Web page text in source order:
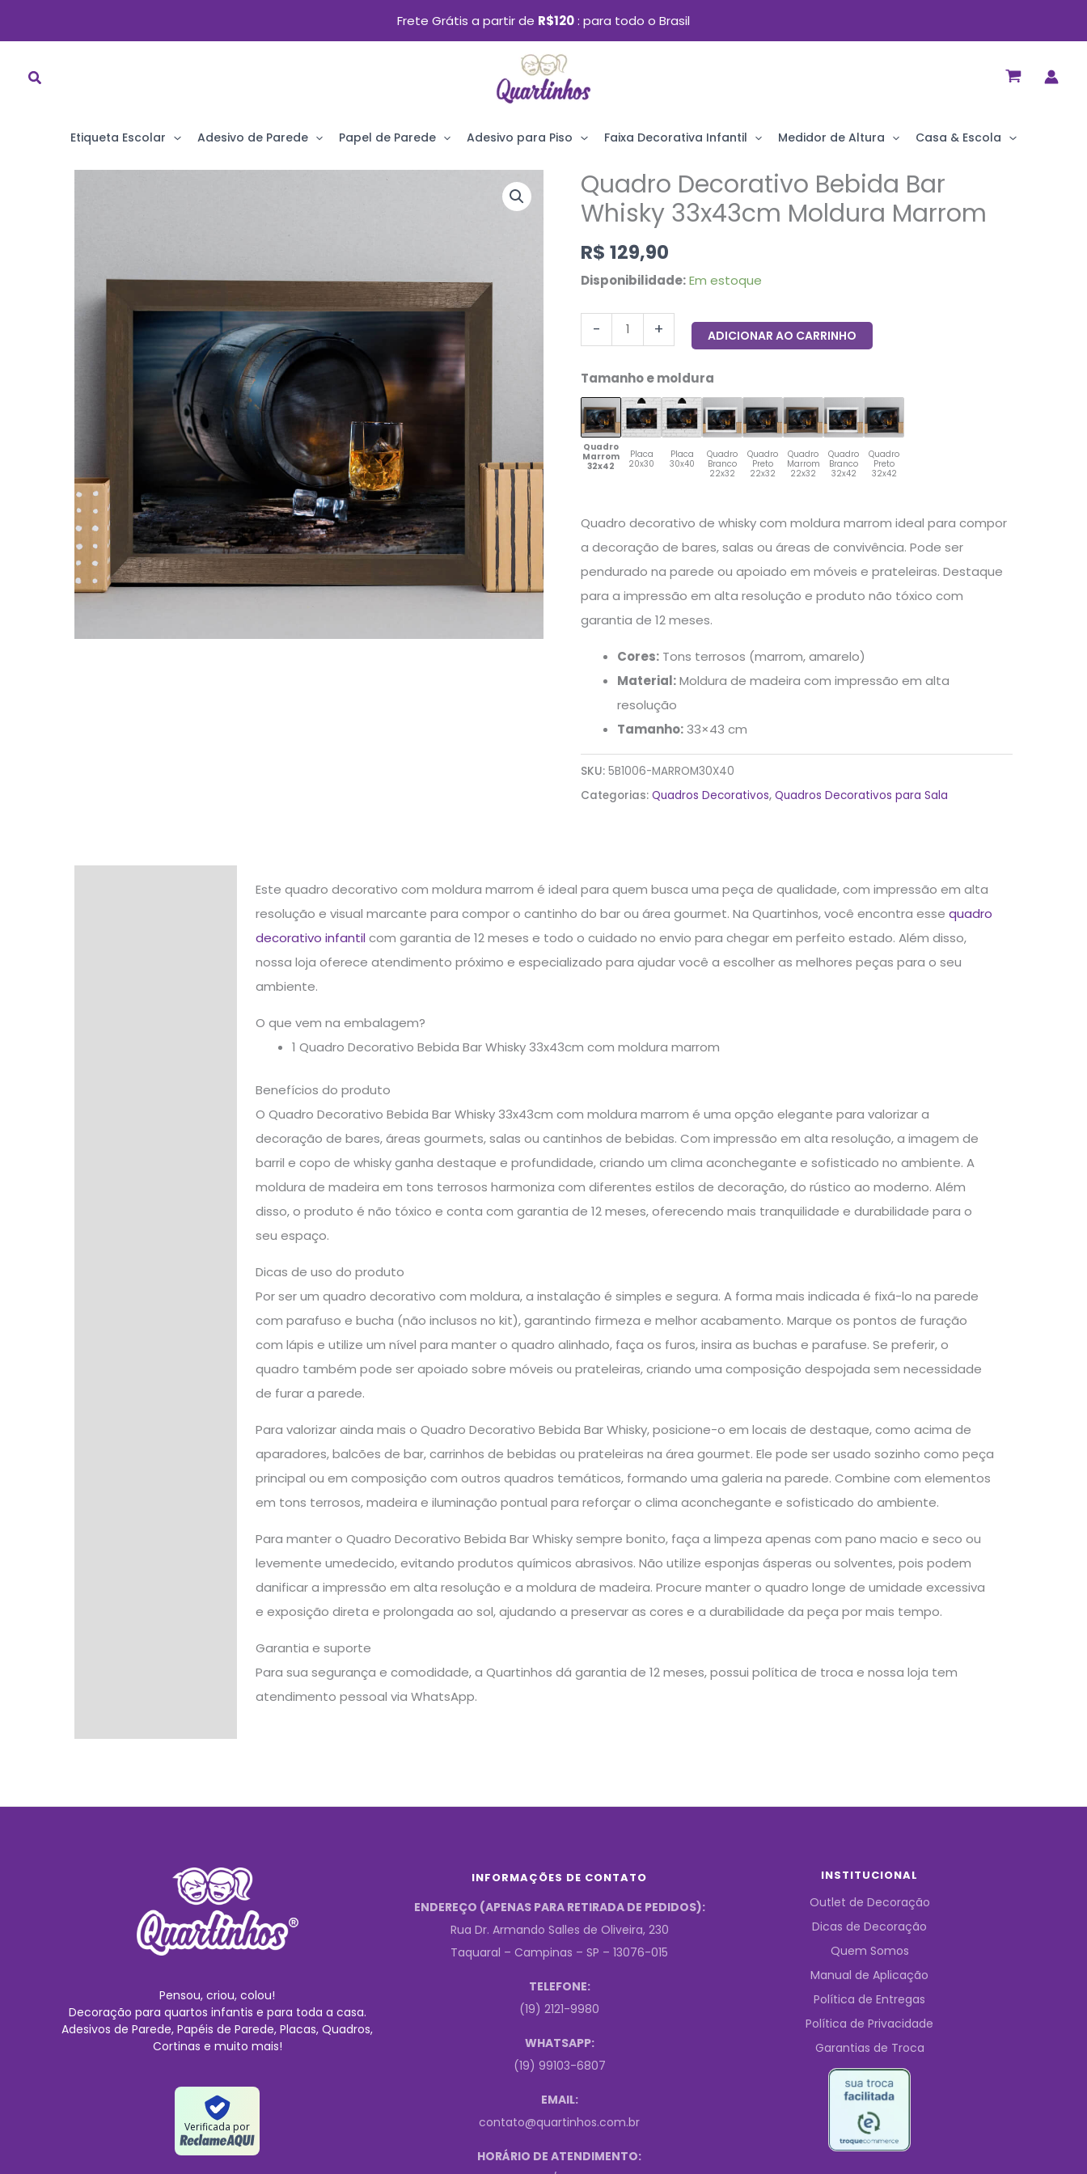
Ir
Frete Grátis a partir de R$120 para todo o Brasil
Etiqueta Escolar Adesivo de Parede Papel de Parede Adesivo para Piso Faixa Decorativa Infantil Medidor de Altura Casa & Escola
Quadro Decorativo Bebida Bar
Whisky 33x43cm Moldura Marrom
R$ 129,90
Disponibilidade: Em estoque
-
Quadro
Decorativo
Bar
Whisky
Moldura
Marrom
quantidade
+ ADICIONAR AO CARRINHO
Tamanho e moldura
Quadro
Marrom
32x42
Placa
20x30
Placa
30x40
Quadro
Branco
22x32
Quadro
Preto
22x32
Quadro
Marrom
22x32
Quadro
Branco
32x42
Quadro
Preto
32x42
Quadro decorativo de whisky com moldura marrom ideal para compor
a decoração de bares, salas ou áreas de convivência. Pode ser
pendurado na parede ou apoiado em móveis e prateleiras. Destaque
para a impressão em alta resolução e produto não tóxico com
garantia de 12 meses.
Cores: Tons terrosos (marrom, amarelo)
Material:Moldura de madeira com impressão em alta
resolução
Tamanho: 33×43 cm
SKU:5B1006-MARROM30X40
Categorias:Quadros Decorativos,Quadros Decorativos para Sala
Este quadro decorativo com moldura marrom é ideal para quem busca uma peça de qualidade, com impressão em alta
resolução e visual marcante para compor o cantinho do bar ou área gourmet. Na Quartinhos, você encontra esse quadro
decorativo infantil com garantia de 12 meses e todo o cuidado no envio para chegar em perfeito estado. Além disso,
nossa loja oferece atendimento próximo e especializado para ajudar você a escolher as melhores peças para o seu
ambiente.
O que vem na embalagem?
1 Quadro Decorativo Bebida Bar Whisky 33x43cm com moldura marrom
Benefícios do produto
O Quadro Decorativo Bebida Bar Whisky 33x43cm com moldura marrom é uma opção elegante para valorizar a
decoração de bares, áreas gourmets, salas ou cantinhos de bebidas. Com impressão em alta resolução, a imagem de
barril e copo de whisky ganha destaque e profundidade, criando um clima aconchegante e sofisticado no ambiente. A
moldura de madeira em tons terrosos harmoniza com diferentes estilos de decoração, do rústico ao moderno. Além
disso, o produto é não tóxico e conta com garantia de 12 meses, oferecendo mais tranquilidade e durabilidade para o
seu espaço.
Dicas de uso do produto
Por ser um quadro decorativo com moldura, a instalação é simples e segura. A forma mais indicada é fixá-lo na parede
com parafuso e bucha (não inclusos no kit), garantindo firmeza e melhor acabamento. Marque os pontos de furação
com lápis e utilize um nível para manter o quadro alinhado, faça os furos, insira as buchas e parafuse. Se preferir, o
quadro também pode ser apoiado sobre móveis ou prateleiras, criando uma composição despojada sem necessidade
de furar a parede.
Para valorizar ainda mais o Quadro Decorativo Bebida Bar Whisky, posicione-o em locais de destaque, como acima de
aparadores, balcões de bar, carrinhos de bebidas ou prateleiras na área gourmet. Ele pode ser usado sozinho como peça
principal ou em composição com outros quadros temáticos, formando uma galeria na parede. Combine com elementos
em tons terrosos, madeira e iluminação pontual para reforçar o clima aconchegante e sofisticado do ambiente.
Para manter o Quadro Decorativo Bebida Bar Whisky sempre bonito, faça a limpeza apenas com pano macio e seco ou
levemente umedecido, evitando produtos químicos abrasivos. Não utilize esponjas ásperas ou solventes, pois podem
danificar a impressão em alta resolução e a moldura de madeira. Procure manter o quadro longe de umidade excessiva
e exposição direta e prolongada ao sol, ajudando a preservar as cores e a durabilidade da peça por mais tempo.
Garantia e suporte
Para sua segurança e comodidade, a Quartinhos dá garantia de 12 meses, possui política de troca e nossa loja tem
atendimento pessoal via WhatsApp.
Pensou, criou, colou!
Decoração para quartos infantis e para toda a casa.
Adesivos de Parede, Papéis de Parede, Placas, Quadros,
Cortinas e muito mais!
Verificada por
INFORMAÇÕES DE CONTATO
ENDEREÇO (APENAS PARA RETIRADA DE PEDIDOS):
Rua Dr. Armando Salles de Oliveira, 230
Taquaral – Campinas – SP – 13076-015
TELEFONE:
(19) 2121-9980
WHATSAPP:
(19) 99103-6807
EMAIL:
contato@quartinhos.com.br
HORÁRIO DE ATENDIMENTO:
INSTITUCIONAL
Outlet de Decoração
Dicas de Decoração
Quem Somos
Manual de Aplicação
Política de Entregas
Política de Privacidade
Garantias de Troca